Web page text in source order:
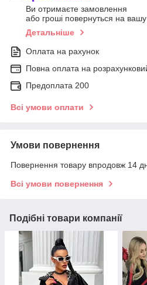
Ви отримаєте замовлення
або гроші повернуться на вашу
Детальніше
Оплата на рахунок
Повна оплата на
Предоплата 200
Всі умови оплати
Умови повернення
Повернення товару впродовж 14
Всі умови повернення
Подібні товари компанії